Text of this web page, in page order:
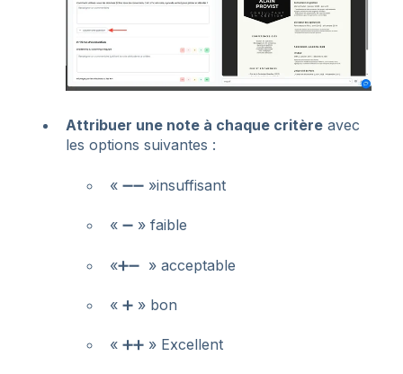
Attribuer une note à chaque critère avec
les options suivantes :
« ➖➖ »insuffisant
« ➖ » faible
«➕➖ » acceptable
« ➕ » bon
« ➕➕ » Excellent